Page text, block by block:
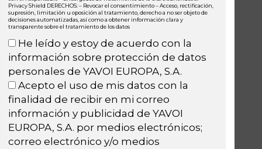
Privacy Shield DERECHOS: – Revocar el consentimiento – Acceso, rectificación,
supresión, limitación u oposición al tratamiento, derecho a no ser objeto de
decisiones automatizadas, así como a obtener información clara y
transparente sobre el tratamiento de los datos
He leído y estoy de acuerdo con la
información sobre protección de datos
personales de YAVOI EUROPA, S.A.
Acepto el uso de mis datos con la
finalidad de recibir en mi correo
información y publicidad de YAVOI
EUROPA, S.A. por medios electrónicos;
correo electrónico y/o medios